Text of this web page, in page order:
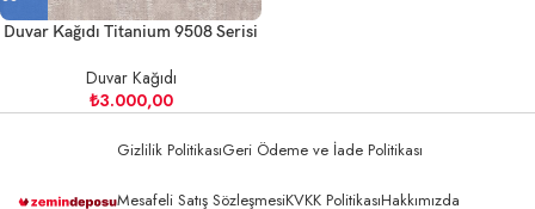
Duvar Kağıdı Titanium 9508 Serisi
Duvar Kağıdı
₺3.000,00
Gizlilik PolitikasıGeri Ödeme ve İade Politikası
Mesafeli Satış SözleşmesiKVKK PolitikasıHakkımızda